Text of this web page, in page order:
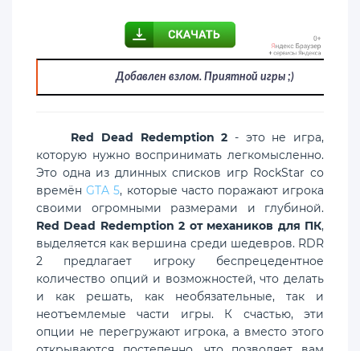
Добавлен взлом. Приятной игры ;)
Red Dead Redemption 2 - это не игра,
которую нужно воспринимать легкомысленно.
Это одна из длинных списков игр RockStar со
времёнGTA 5, которые часто поражают игрока
своими огромными размерами и глубиной.
Red Dead Redemption 2 от механиков для ПК,
выделяется как вершина среди шедевров. RDR
2 предлагает игроку беспрецедентное
количество опций и возможностей, что делать
и как решать, как необязательные, так и
неотъемлемые части игры. К счастью, эти
опции не перегружают игрока, а вместо этого